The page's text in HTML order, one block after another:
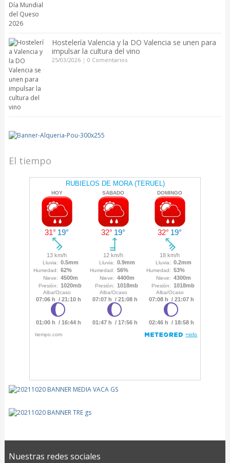
Hostelería Valencia y la DO Valencia se unen para
impulsar la cultura del vino
25/03/2026| 0 Comentarios
El tiempo
Nuestras redes sociales